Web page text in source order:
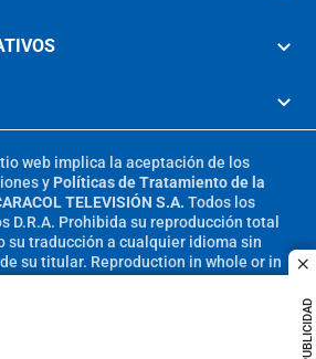
PUBLICIDAD
web implica la aceptación de los
y Políticas de Tratamiento de la
TELEVISIÓN S.A. Todos los
D.R.A. Prohibida su reproducción total
su traducción a cualquier idioma sin
su titular. Reproduction in whole or in